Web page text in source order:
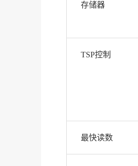
存储器
TSP控制
最快读数